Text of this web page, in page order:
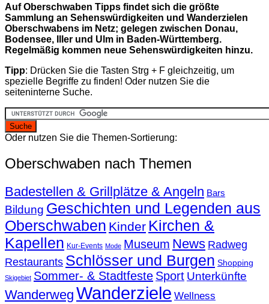
Auf Oberschwaben Tipps findet sich die größte
Sammlung an Sehenswürdigkeiten und Wanderzielen
Oberschwabens im Netz; gelegen zwischen Donau,
Bodensee, Iller und Ulm in Baden-Württemberg.
Regelmäßig kommen neue Sehenswürdigkeiten hinzu.
Tipp: Drücken Sie die Tasten Strg + F gleichzeitig, um
spezielle Begriffe zu finden! Oder nutzen Sie die
seiteninterne Suche.
Oder nutzen Sie die Themen-Sortierung:
Oberschwaben nach Themen
Badestellen & Grillplätze & Angeln Bars
Bildung Geschichten und Legenden aus
Oberschwaben Kinder Kirchen &
Kapellen Kur-Events Mode Museum News Radweg
Restaurants Schlösser und Burgen Shopping
Skigebiet Sommer- & Stadtfeste Sport Unterkünfte
Wanderweg Wanderziele Wellness